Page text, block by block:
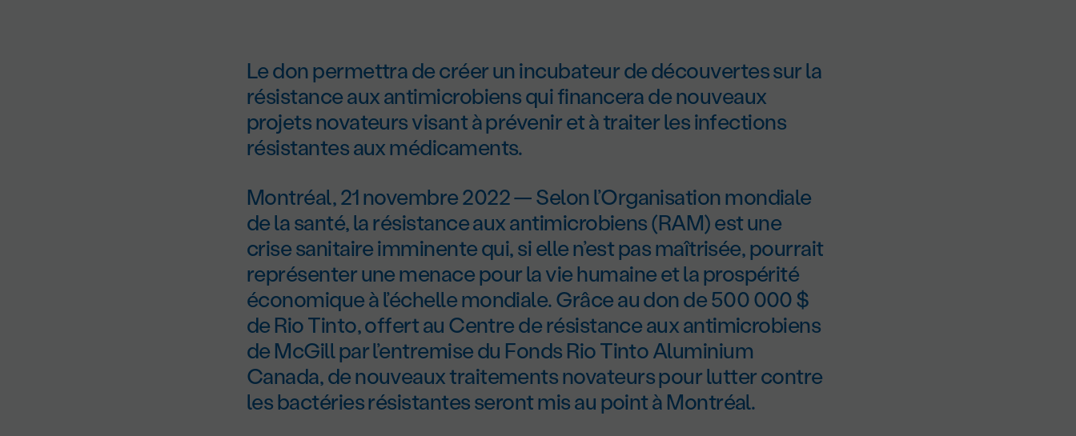
Le don permettra de créer un incubateur de découvertes sur la
résistance aux antimicrobiens qui financera de nouveaux
projets novateurs visant à prévenir et à traiter les infections
résistantes aux médicaments.
Montréal, 21 novembre 2022 — Selon l’Organisation mondiale
de la santé, la résistance aux antimicrobiens (RAM) est une
crise sanitaire imminente qui, si elle n’est pas maîtrisée, pourrait
représenter une menace pour la vie humaine et la prospérité
économique à l’échelle mondiale. Grâce au don de 500 000 $
de Rio Tinto, offert au Centre de résistance aux antimicrobiens
de McGill par l’entremise du Fonds Rio Tinto Aluminium
Canada, de nouveaux traitements novateurs pour lutter contre
les bactéries résistantes seront mis au point à Montréal.